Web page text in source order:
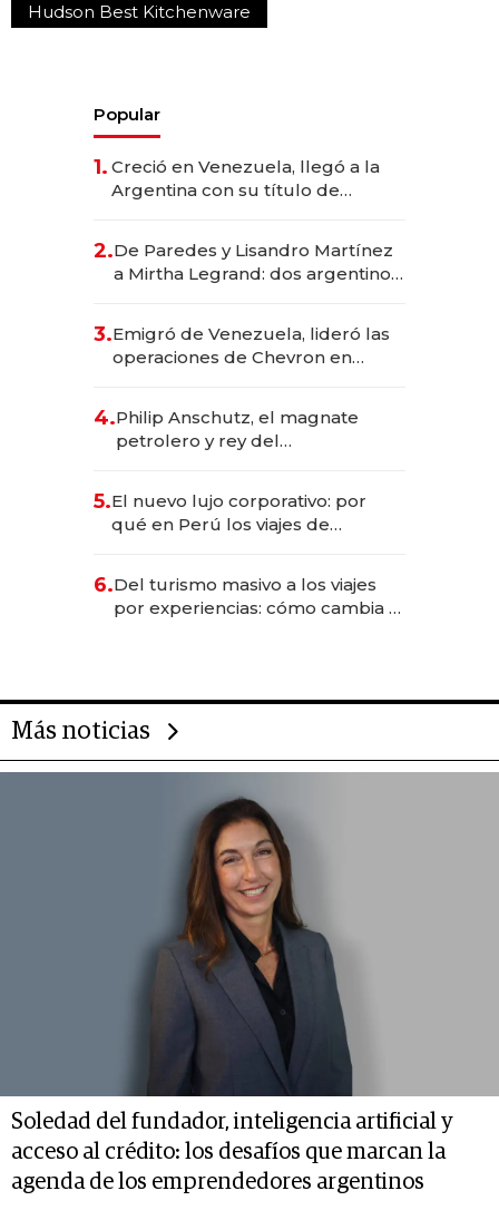
Hudson Best Kitchenware
Popular
1. Creció en Venezuela, llegó a la
Argentina con su título de
las marcas "fast premium"
2.De Paredes y Lisandro Martínez
a Mirtha Legrand: dos argentinos
3.Emigró de Venezuela, lideró las
operaciones de Chevron en
4.Philip Anschutz, el magnate
petrolero y rey del
Fénix
5.El nuevo lujo corporativo: por
qué en Perú los viajes de
transformadoras
6.Del turismo masivo a los viajes
por experiencias: cómo cambia el
Más noticias
Soledad del fundador, inteligencia artificial y
acceso al crédito: los desafíos que marcan la
agenda de los emprendedores argentinos